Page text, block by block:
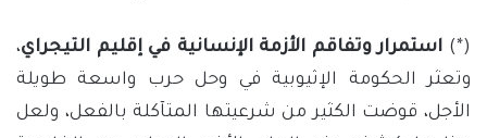
(*) استمرار وتفاقم الأزمة الإنسانية في إقليم التيجراي،
وتعثر الحكومة الإثيوبية في وحل حرب واسعة طويلة
الأجل، قوضت الكثير من شرعيتها المتآكلة بالفعل، ولعل